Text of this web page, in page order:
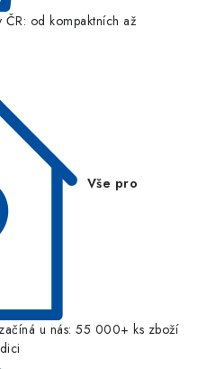
ČR: od kompaktních až
Vše pro
u nás: 55 000+ ks zboží